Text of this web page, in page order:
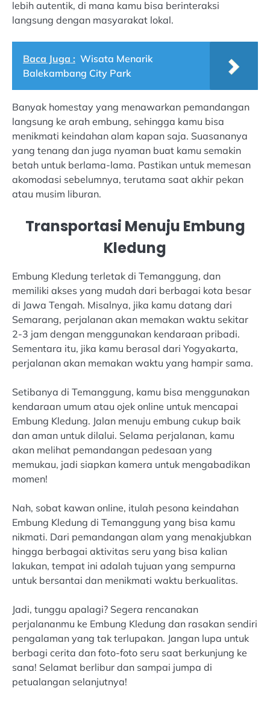
lebih autentik, di mana kamu bisa berinteraksi
langsung dengan masyarakat lokal.
Baca Juga : Wisata Menarik
Balekambang City Park
Banyak homestay yang menawarkan pemandangan
langsung ke arah embung, sehingga kamu bisa
menikmati keindahan alam kapan saja. Suasananya
yang tenang dan juga nyaman buat kamu semakin
betah untuk berlama-lama. Pastikan untuk memesan
akomodasi sebelumnya, terutama saat akhir pekan
atau musim liburan.
Transportasi Menuju Embung
Kledung
Embung Kledung terletak di Temanggung, dan
memiliki akses yang mudah dari berbagai kota besar
di Jawa Tengah. Misalnya, jika kamu datang dari
Semarang, perjalanan akan memakan waktu sekitar
2-3 jam dengan menggunakan kendaraan pribadi.
Sementara itu, jika kamu berasal dari Yogyakarta,
perjalanan akan memakan waktu yang hampir sama.
Setibanya di Temanggung, kamu bisa menggunakan
kendaraan umum atau ojek online untuk mencapai
Embung Kledung. Jalan menuju embung cukup baik
dan aman untuk dilalui. Selama perjalanan, kamu
akan melihat pemandangan pedesaan yang
memukau, jadi siapkan kamera untuk mengabadikan
momen!
Nah, sobat kawan online, itulah pesona keindahan
Embung Kledung di Temanggung yang bisa kamu
nikmati. Dari pemandangan alam yang menakjubkan
hingga berbagai aktivitas seru yang bisa kalian
lakukan, tempat ini adalah tujuan yang sempurna
untuk bersantai dan menikmati waktu berkualitas.
Jadi, tunggu apalagi? Segera rencanakan
perjalananmu ke Embung Kledung dan rasakan sendiri
pengalaman yang tak terlupakan. Jangan lupa untuk
berbagi cerita dan foto-foto seru saat berkunjung ke
sana! Selamat berlibur dan sampai jumpa di
petualangan selanjutnya!